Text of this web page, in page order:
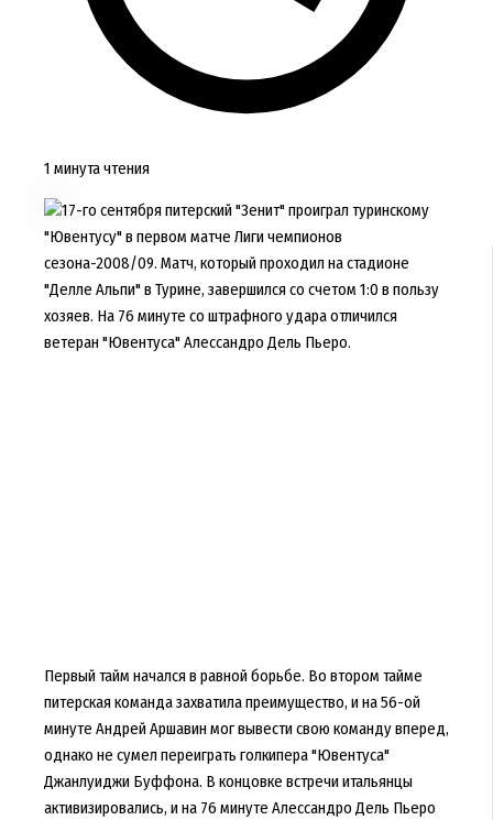
1 минута чтения
17-го сентября питерский "Зенит" проиграл туринскому
"Ювентусу" в первом матче Лиги чемпионов
сезона-2008/09. Матч, который проходил на стадионе
"Делле Альпи" в Турине, завершился со счетом 1:0 в пользу
хозяев. На 76 минуте со штрафного удара отличился
ветеран "Ювентуса" Алессандро Дель Пьеро.
Первый тайм начался в равной борьбе. Во втором тайме
питерская команда захватила преимущество, и на 56-ой
минуте Андрей Аршавин мог вывести свою команду вперед,
однако не сумел переиграть голкипера "Ювентуса"
Джанлуиджи Буффона. В концовке встречи итальянцы
активизировались, и на 76 минуте Алессандро Дель Пьеро